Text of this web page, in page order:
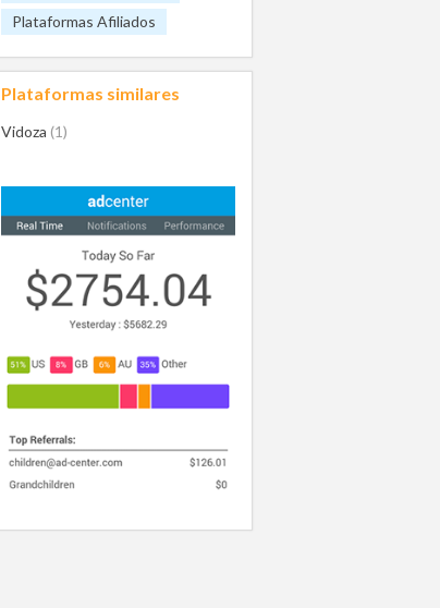
Plataformas Afiliados
Plataformas similares
Vidoza (1)